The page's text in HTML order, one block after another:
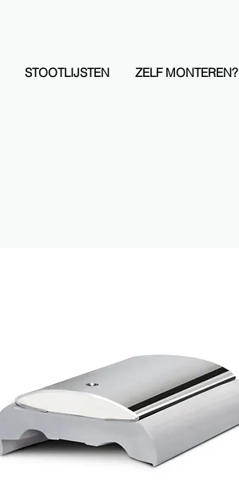
STOOTLIJSTEN ZELF MONTEREN?